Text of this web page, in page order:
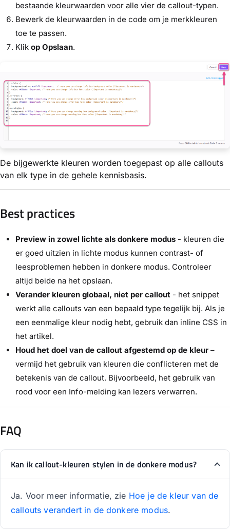
bestaande kleurwaarden voor alle vier de callout-typen.
Bewerk de kleurwaarden in de code om je merkkleuren
toe te passen.
Klik op Opslaan.
De bijgewerkte kleuren worden toegepast op alle callouts
van elk type in de gehele kennisbasis.
Best practices
Preview in zowel lichte als donkere modus - kleuren die
er goed uitzien in lichte modus kunnen contrast- of
leesproblemen hebben in donkere modus. Controleer
altijd beide na het opslaan.
Verander kleuren globaal, niet per callout - het snippet
werkt alle callouts van een bepaald type tegelijk bij. Als je
een eenmalige kleur nodig hebt, gebruik dan inline CSS in
het artikel.
Houd het doel van de callout afgestemd op de kleur –
vermijd het gebruik van kleuren die conflicteren met de
betekenis van de callout. Bijvoorbeeld, het gebruik van
rood voor een Info-melding kan lezers verwarren.
FAQ
Kan ik callout-kleuren stylen in de donkere modus?
Ja. Voor meer informatie, zie Hoe je de kleur van de
callouts verandert in de donkere modus.